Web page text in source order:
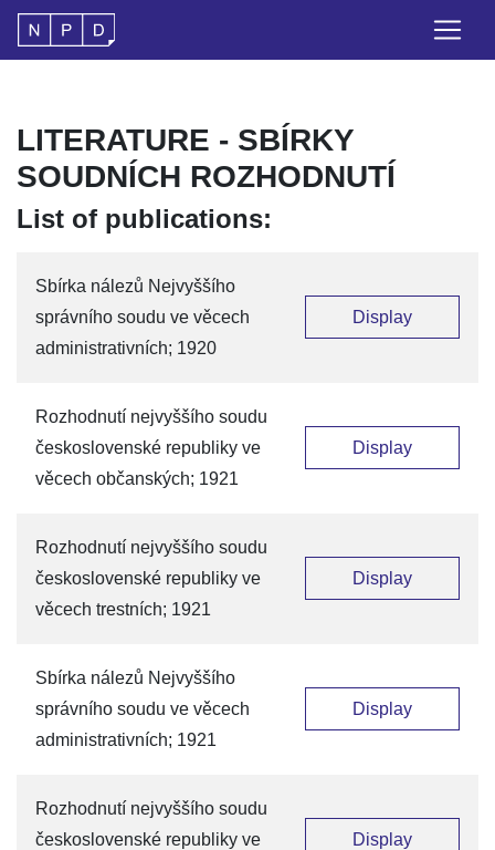
LITERATURE - SBÍRKY
SOUDNÍCH ROZHODNUTÍ
List of publications:
Sbírka nálezů Nejvyššího
správního soudu ve věcech
administrativních; 1920
Display
Rozhodnutí nejvyššího soudu
československé republiky ve
věcech občanských; 1921
Display
Rozhodnutí nejvyššího soudu
československé republiky ve
věcech trestních; 1921
Display
Sbírka nálezů Nejvyššího
správního soudu ve věcech
administrativních; 1921
Display
Rozhodnutí nejvyššího soudu
československé republiky ve
Display